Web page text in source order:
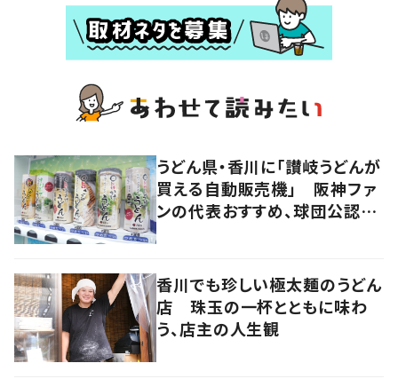
うどん県・香川に「讃岐うどんが
買える自動販売機」 阪神ファ
ンの代表おすすめ、球団公認カ
香川でも珍しい極太麺のうどん
店 珠玉の一杯とともに味わ
う、店主の人生観